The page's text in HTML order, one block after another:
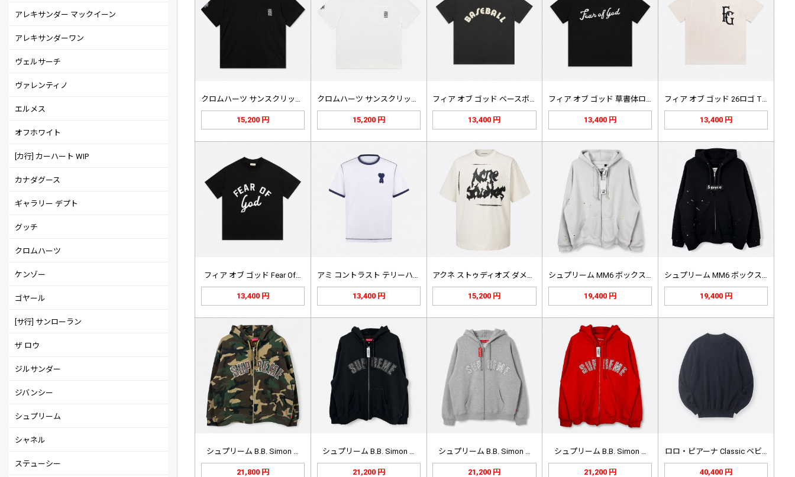
アレキサンダー マックイーン
アレキサンダーワン
ヴェルサーチ
ヴァレンティノ
エルメス
オフホワイト
[カ行] カーハート WIP
カナダグース
ギャラリー デプト
グッチ
クロムハーツ
ケンゾー
ゴヤール
[サ行] サンローラン
ザ ロウ
ジルサンダー
ジバンシー
シュプリーム
シャネル
ステューシー
クロムハーツ サンスクリット ポケッ…
15,200 円
クロムハーツ サンスクリット ポケッ…
15,200 円
フィア オブ ゴッド ベースボール …
13,400 円
フィア オブ ゴッド 草書体ロゴ T…
13,400 円
フィア オブ ゴッド 26ロゴ Tシ…
13,400 円
フィア オブ ゴッド Fear Of…
13,400 円 13,400 円 15,200 円 19,400 円 19,400 円
シュプリーム B.B. Simon …
21,800 円
シュプリーム B.B. Simon …
21,200 円
シュプリーム B.B. Simon …
21,200 円
シュプリーム B.B. Simon …
21,200 円
ロロ・ピアーナ Classic ベビ…
40,400 円